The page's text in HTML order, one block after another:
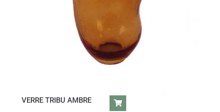
VERRE TRIBU AMBRE